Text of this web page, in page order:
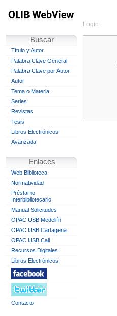
Buscar
Título y Autor
Palabra Clave General
Palabra Clave por Autor
Autor
Tema o Materia
Series
Revistas
Tesis
Libros Electrónicos
Avanzada
Enlaces
Web Biblioteca
Normatividad
Préstamo
Interbibliotecario
Manual Solicitudes
OPAC USB Medellín
OPAC USB Cartagena
OPAC USB Cali
Recursos Digitales
Libros Electrónicos
Contacto
Login